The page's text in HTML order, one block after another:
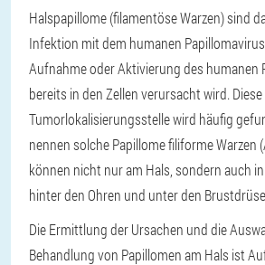
Halspapillome (filamentöse Warzen) sind
Infektion mit dem humanen
Aufnahme oder Aktivierung des humanen
bereits in den Zellen verursacht wird. Diese
Tumorlokalisierungsstelle wird häufig
nennen solche Papillome filiforme Warzen
können nicht nur am Hals, sondern auch
hinter den Ohren und unter den
Die Ermittlung der Ursachen und die
Behandlung von Papillomen am Hals ist